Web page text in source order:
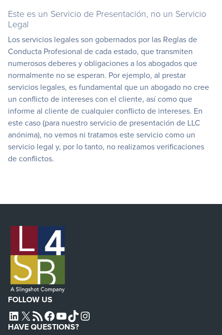
Este es un Servicio de Presentación, no un Servicio
Legal
Los servicios legales son gobernados por las Reglas de
Conducta Profesional de cada estado, que transmiten
numerosos deberes y obligaciones a los abogados que
normalmente no se esperan. Por ejemplo, al prestar
servicios legales, es fundamental que un abogado no cree
un conflicto de intereses con el cliente, así como que
informe al cliente de cualquier conflicto de intereses. En
este caso (para nuestro servicio de presentación de LLC
anónima), no vemos ni tratamos este servicio como un
servicio legal y, por lo tanto, no realizamos verificaciones
de conflictos.
FOLLOW US
L4SB LINKEDIN
X L4SB RSS FEEDL4SB FACEBOOK
L4SB YOUTUBE
TIKTOKINSTAGRAM
HAVE QUESTIONS?